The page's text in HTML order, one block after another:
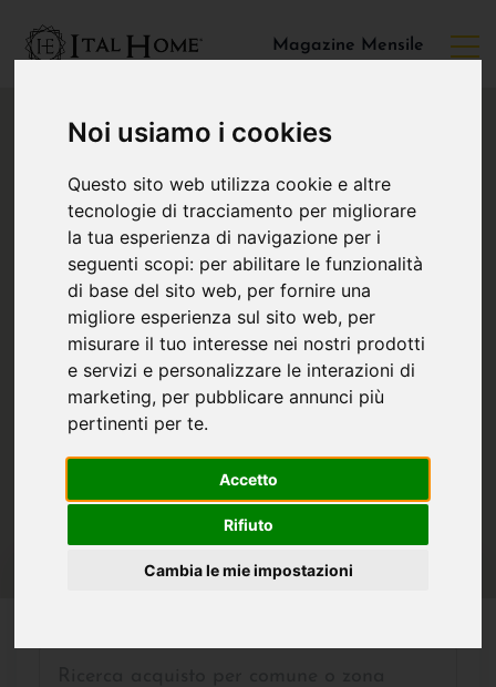
Noi usiamo i cookies
Questo sito web utilizza cookie e altre
tecnologie di tracciamento per migliorare
la tua esperienza di navigazione per i
seguenti scopi: per abilitare le funzionalità
di base del sito web, per fornire una
migliore esperienza sul sito web, per
misurare il tuo interesse nei nostri prodotti
e servizi e personalizzare le interazioni di
marketing, per pubblicare annunci più
pertinenti per te.
Accetto
Rifiuto
Cambia le mie impostazioni
Magazine Mensile